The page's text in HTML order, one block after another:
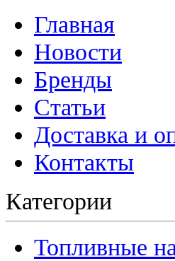
Главная
Новости
Бренды
Статьи
Доставка и
Контакты
Категории
Топливные